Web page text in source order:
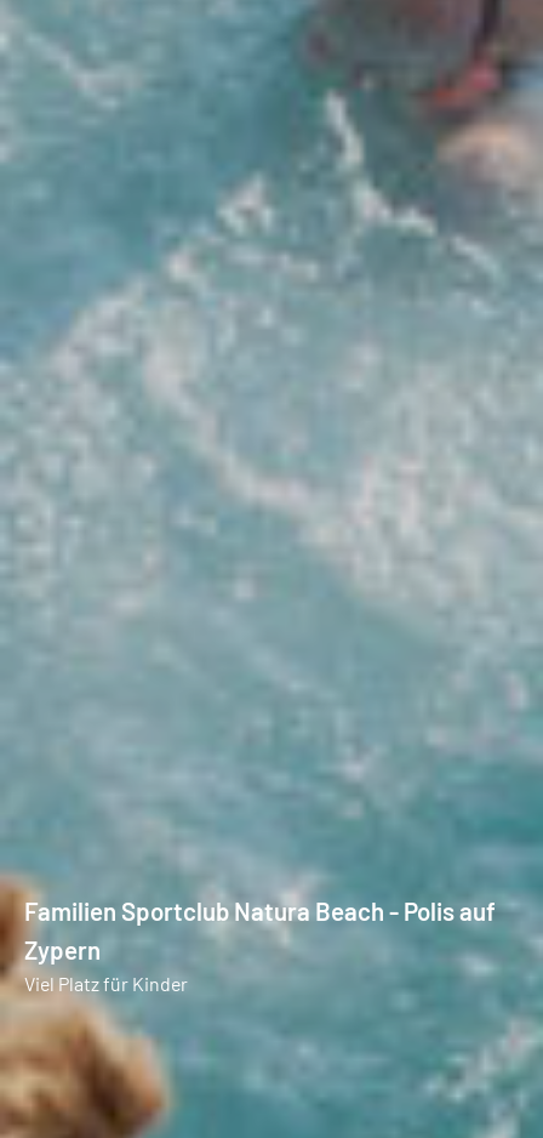
Familien Sportclub Natura Beach - Polis auf
Zypern
Viel Platz für Kinder